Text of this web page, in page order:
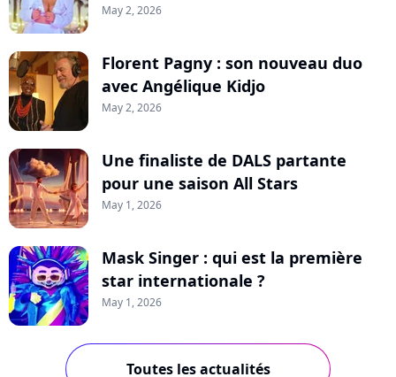
May 2, 2026
Florent Pagny : son nouveau duo
avec Angélique Kidjo
May 2, 2026
Une finaliste de DALS partante
pour une saison All Stars
May 1, 2026
Mask Singer : qui est la première
star internationale ?
May 1, 2026
Toutes les actualités